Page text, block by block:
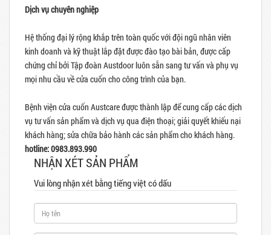
Dịch vụ chuyên nghiệp
Hệ thống đại lý rộng khắp trên toàn quốc với đội ngũ nhân viên
kinh doanh và kỹ thuật lắp đặt được đào tạo bài bản, được cấp
chứng chỉ bởi Tập đoàn Austdoor luôn sẵn sang tư vấn và phụ vụ
mọi nhu cầu về cửa cuốn cho công trình của bạn.
Bệnh viện cửa cuốn Austcare được thành lập để cung cấp các dịch
vụ tư vấn sản phẩm và dịch vụ qua điện thoại; giải quyết khiếu nại
khách hàng; sửa chữa bảo hành các sản phẩm cho khách hàng.
hotline: 0983.893.990
NHẬN XÉT SẢN PHẨM
Vui lòng nhận xét bằng tiếng việt có dấu